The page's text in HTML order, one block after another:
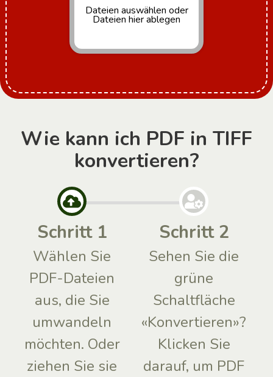
Dateien auswählen oder
Dateien hier ablegen
Wie kann ich PDF in TIFF
konvertieren?
Schritt 1
Wählen Sie
PDF-Dateien
aus, die Sie
umwandeln
möchten. Oder
ziehen Sie sie
Schritt 2
Sehen Sie die
grüne
Schaltfläche
«Konvertieren»?
Klicken Sie
darauf, um PDF